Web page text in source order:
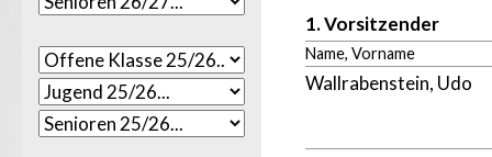
1. Vorsitzender
Name, Vorname
Wallrabenstein, Udo